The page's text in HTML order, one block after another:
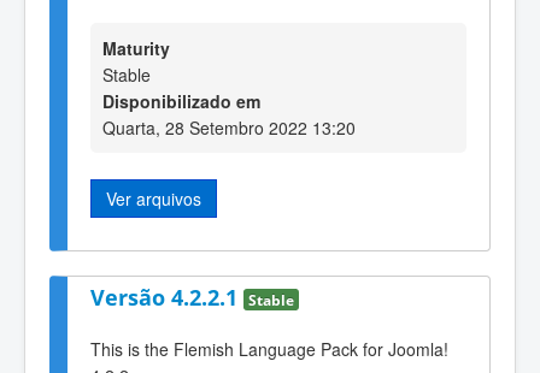
Maturity
Stable
Disponibilizado em
Quarta, 28 Setembro 2022 13:20
Ver arquivos
Versão 4.2.2.1 Stable
This is the Flemish Language Pack for Joomla!